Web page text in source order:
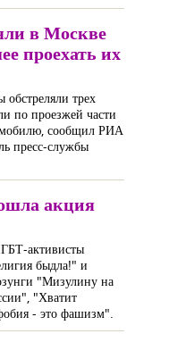
в Москве
проехать их
обстреляли трех
по проезжей части
сообщил РИА
пресс-службы
акция
активисты
быдла!" и
"Мизулину на
"Хватит
- это фашизм".